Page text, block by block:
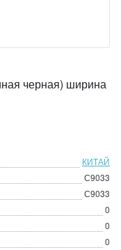
черная) ширина
КИТАЙ
С9033
С9033
0
0
0